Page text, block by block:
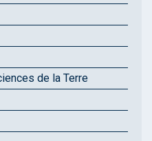
de la Terre